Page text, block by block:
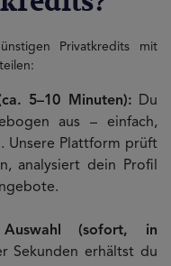
Privatkredits mit
5–10 Minuten): Du
aus – einfach,
Unsere Plattform prüft
analysiert dein Profil
Auswahl (sofort, in
Sekunden erhältst du